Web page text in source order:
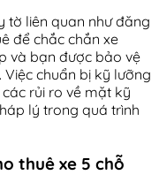
tờ liên quan như đăng
để chắc chắn xe
và bạn được bảo vệ
chuẩn bị kỹ lưỡng
rủi ro về mặt kỹ
lý trong quá trình
thuê xe 5 chỗ